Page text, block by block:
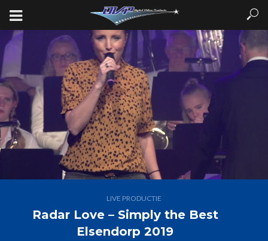
LIVE PRODUCTIE
Radar Love – Simply the Best
Elsendorp 2019